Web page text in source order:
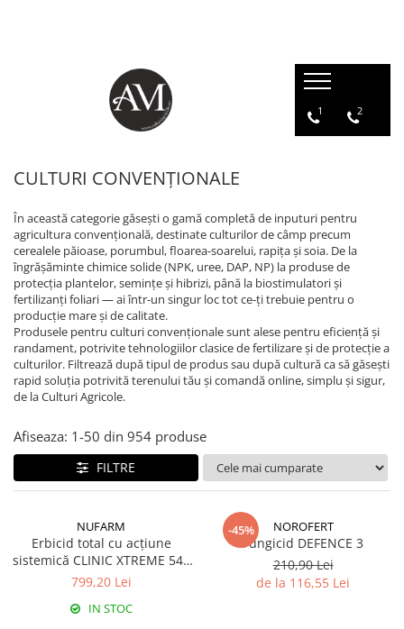
Insecticide
AGRIȘ
Fungicide
Insecticide
Fertilizanți foliari
ALUN
Erbicide
ANDIVE
Erbicide
Erbicide
Insecticide
Fertilizanți foliari
ARDEI
Fungicide
Fertilizanți foliari
Fertilizanți foliari
Fungicide
Insecticide
Acaricide
Fertilizanți foliari
ARDEI
Fungicide
Insecticide
Fertilizanți foliari
Insecticide
Fungicide
Insecticide
Îngrășăminte azotoase
Îngrășăminte complexe
Îngrășăminte ecologice
Îngrășăminte lichide
Îngrășăminte hidrosolubile
Îngrășământ chimic starter
Amelioratori de sol
Floarea soarelui
Porumb
Rapiță
Semințe alte culturi: amestec
furajer, iarbă de coasă, pășune,
trifoi, gazon, muștar, borceag,
iarbă de sudan
Soia
Sorg
Dezinfectant sol
Fungicide
Erbicide
Fertilizanți foliari
Insecticide
Pachete tehnologice
Regulatori de creștere
Tratament semințe
Amelioratori de sol
1 2
CULTURI CONVENȚIONALE
În această categorie găsești o gamă completă de inputuri pentru
agricultura convențională, destinate culturilor de câmp precum
cerealele păioase, porumbul, floarea-soarelui, rapița și soia. De la
îngrășăminte chimice solide (NPK, uree, DAP, NP) la produse de
protecția plantelor, semințe și hibrizi, până la biostimulatori și
fertilizanți foliari — ai într-un singur loc tot ce-ți trebuie pentru o
producție mare și de calitate.
Produsele pentru culturi convenționale sunt alese pentru eficiență și
randament, potrivite tehnologiilor clasice de fertilizare și de protecție a
culturilor. Filtrează după tipul de produs sau după cultură ca să găsești
rapid soluția potrivită terenului tău și comandă online, simplu și sigur,
de la Culturi Agricole.
Afiseaza: 1-50 din 954 produse
FILTRE
NUFARM
Erbicid total cu acțiune
sistemică CLINIC XTREME 540
SL
799,20 Lei
IN STOC
-45% NOROFERT
Fungicid DEFENCE 3
210,90 Lei
de la 116,55 Lei